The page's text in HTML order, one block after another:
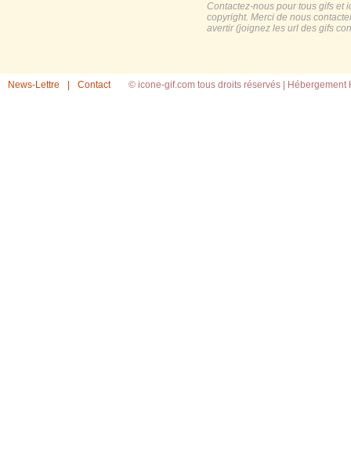
Contactez-nous pour tous gifs et
copyright. Merci de nous
avertir (joignez les url des gifs
News-Lettre Contact © icone-gif.com tous droits réservés | Hébergement